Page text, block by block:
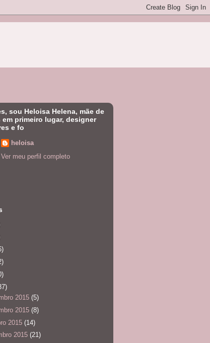
sou Heloisa Helena, mãe de
primeiro lugar, designer
e fo
heloisa
Ver meu perfil completo
2015 (5)
2015 (8)
2015 (14)
2015 (21)